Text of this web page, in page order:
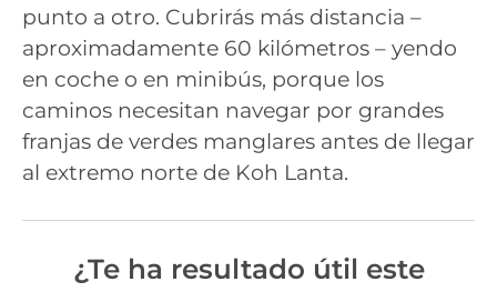
punto a otro. Cubrirás más distancia –
aproximadamente 60 kilómetros – yendo
en coche o en minibús, porque los
caminos necesitan navegar por grandes
franjas de verdes manglares antes de llegar
al extremo norte de Koh Lanta.
¿Te ha resultado útil este